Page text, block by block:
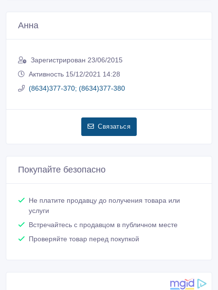
Анна
Зарегистрирован 23/06/2015
Активность 15/12/2021 14:28
(8634)377-370; (8634)377-380
Связаться
Покупайте безопасно
Не платите продавцу до получения товара или
услуги
Встречайтесь с продавцом в публичном месте
Проверяйте товар перед покупкой